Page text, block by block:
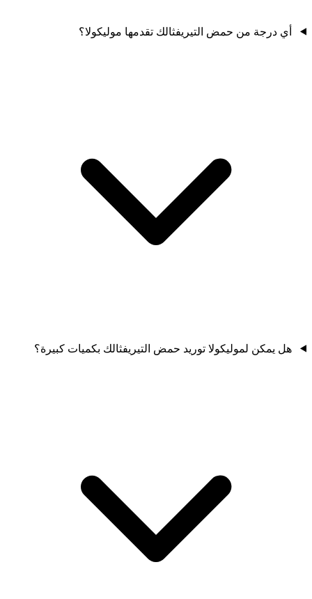
أي درجة من حمض التيريفثالك تقدمها موليكولا؟
هل يمكن لموليكولا توريد حمض التيريفثالك بكميات كبيرة؟